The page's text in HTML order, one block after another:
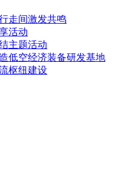
走间激发共鸣
活动
主题活动
低空经济装备研发基地
枢纽建设